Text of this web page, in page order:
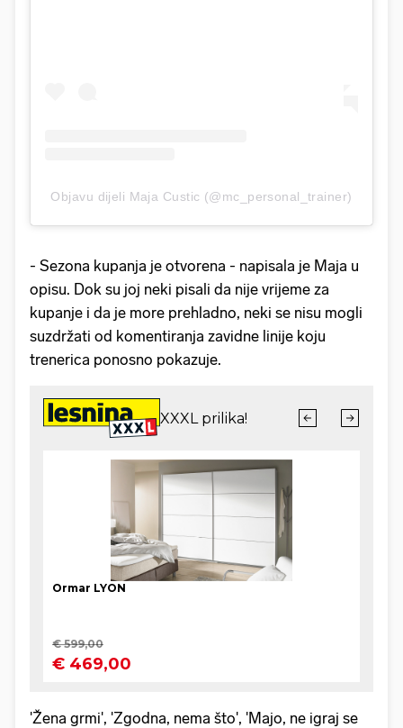
Objavu dijeli Maja Custic (@mc_personal_trainer)
- Sezona kupanja je otvorena - napisala je Maja u
opisu. Dok su joj neki pisali da nije vrijeme za
kupanje i da je more prehladno, neki se nisu mogli
suzdržati od komentiranja zavidne linije koju
trenerica ponosno pokazuje.
'Žena grmi', 'Zgodna, nema što', 'Majo, ne igraj se